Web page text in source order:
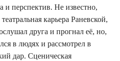
и перспектив. Не известно,
карьера Раневской,
друга и прогнал её, но,
в людях и рассмотрел в
дар. Сценическая